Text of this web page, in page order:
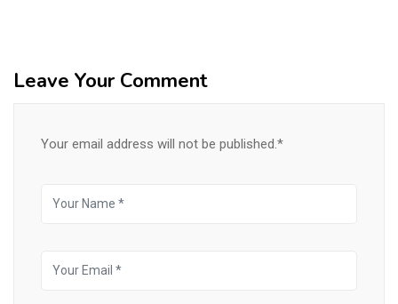
Leave Your Comment
Your email address will not be published.*